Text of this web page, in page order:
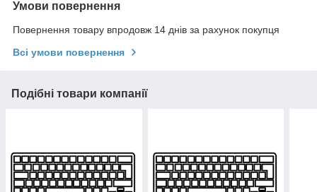
Умови повернення
Повернення товару впродовж 14 днів за рахунок покупця
Всі умови повернення
Подібні товари компанії